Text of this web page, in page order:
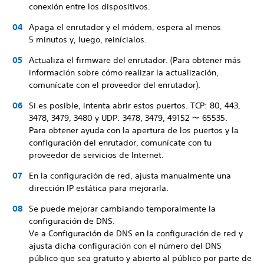
conexión entre los dispositivos.
Apaga el enrutador y el módem, espera al menos
5 minutos y, luego, reinícialos.
Actualiza el firmware del enrutador. (Para obtener más
información sobre cómo realizar la actualización,
comunícate con el proveedor del enrutador).
Si es posible, intenta abrir estos puertos. TCP: 80, 443,
3478, 3479, 3480 y UDP: 3478, 3479, 49152 ～ 65535.
Para obtener ayuda con la apertura de los puertos y la
configuración del enrutador, comunícate con tu
proveedor de servicios de Internet.
En la configuración de red, ajusta manualmente una
dirección IP estática para mejorarla.
Se puede mejorar cambiando temporalmente la
configuración de DNS.
Ve a Configuración de DNS en la configuración de red y
ajusta dicha configuración con el número del DNS
público que sea gratuito y abierto al público por parte de